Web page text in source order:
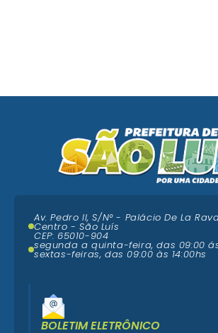
Av. Pedro II, S/N° - Palácio De La
Centro - São Luís
CEP: 65010-904
segunda a quinta-feira, das 09:00
sextas-feiras, das 09:00 às 14:00hs
BOLETIM ELETRÔNICO